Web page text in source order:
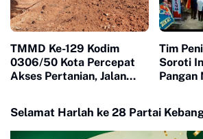
TMMD Ke-129 Kodim
0306/50 Kota Percepat
Akses Pertanian, Jalan
Tim
Soroti
Pangan
Selamat Harlah ke 28 Partai